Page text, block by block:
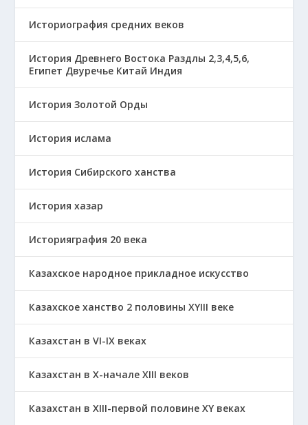
Историография средних веков
История Древнего Востока Раздлы 2,3,4,5,6,
Египет Двуречье Китай Индия
История Золотой Орды
История ислама
История Сибирского ханства
История хазар
Историяграфия 20 века
Казахское народное прикладное искусство
Казахское ханство 2 половины ХҮІІІ веке
Казахстан в VI-IX веках
Казахстан в X-начале XIII веков
Казахстан в XIII-первой половине ХҮ веках